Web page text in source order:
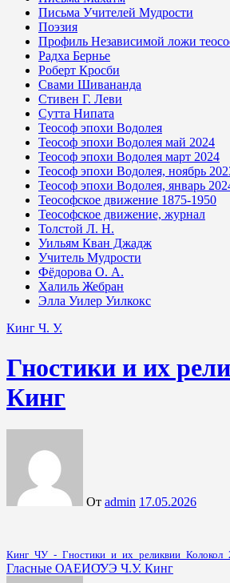
Письма Учителей Мудрости
Поэзия
Профиль Независимой ложи
Радха Бернье
Роберт Кросби
Свами Шивананда
Стивен Г. Леви
Сутта Нипата
Теософ эпохи Водолея
Теософ эпохи Водолея май 2024
Теософ эпохи Водолея март 2024
Теософ эпохи Водолея, ноябрь
Теософ эпохи Водолея, январь
Теософское движение 1875-1950
Теософское движение, журнал
Толстой Л. Н.
Уильям Кван Джадж
Учитель Мудрости
Фёдорова О. А.
Халиль Жебран
Элла Уилер Уилкокс
Кинг Ч. У.
Гностики и их
Кинг
От admin 17.05.2026
Кинг_ЧУ_-
Навигация
Гласные ОАЕИО̄УЭ Ч.У. Кинг